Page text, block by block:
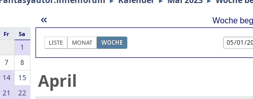
Fr Sa
1
7
8
14
15
21
22
« Woche
LISTE MONAT WOCHE
April